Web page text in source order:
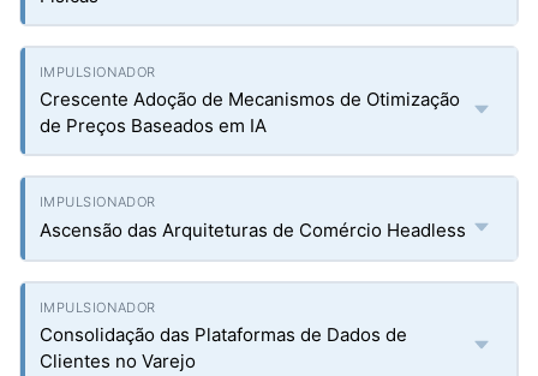
Crescente Adoção de Mecanismos de Otimização
de Preços Baseados em IA
Ascensão das Arquiteturas de Comércio Headless
Consolidação das Plataformas de Dados de
Clientes no Varejo